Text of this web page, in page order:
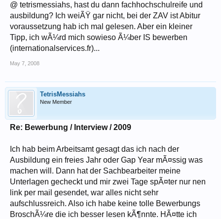
@ tetrismessiahs, hast du dann fachhochschulreife und
ausbildung? Ich weiÃŸ gar nicht, bei der ZAV ist Abitur
voraussetzung hab ich mal gelesen. Aber ein kleiner
Tipp, ich wÃ¼rd mich sowieso Ã¼ber IS bewerben
(internationalservices.fr)...
May 7, 2008
TetrisMessiahs
New Member
Re: Bewerbung / Interview / 2009
Ich hab beim Arbeitsamt gesagt das ich nach der
Ausbildung ein freies Jahr oder Gap Year mÃ¤ssig was
machen will. Dann hat der Sachbearbeiter meine
Unterlagen gecheckt und mir zwei Tage spÃ¤ter nur nen
link per mail gesendet, war alles nicht sehr
aufschlussreich. Also ich habe keine tolle Bewerbungs
BroschÃ¼re die ich besser lesen kÃ¶nnte. HÃ¤tte ich